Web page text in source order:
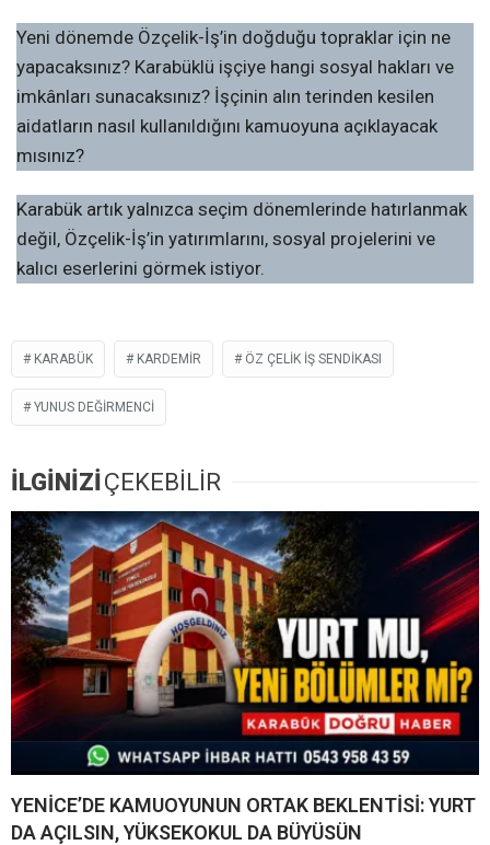
Yeni dönemde Özçelik-İş’in doğduğu topraklar için ne
yapacaksınız? Karabüklü işçiye hangi sosyal hakları ve
imkânları sunacaksınız? İşçinin alın terinden kesilen
aidatların nasıl kullanıldığını kamuoyuna açıklayacak
mısınız?
Karabük artık yalnızca seçim dönemlerinde hatırlanmak
değil, Özçelik-İş’in yatırımlarını, sosyal projelerini ve
kalıcı eserlerini görmek istiyor.
KARABÜK KARDEMİR ÖZ ÇELIK IŞ SENDIKASI
YUNUS DEĞIRMENCI
İLGİNİZİÇEKEBİLİR
YENİCE’DE KAMUOYUNUN ORTAK BEKLENTİSİ: YURT
DA AÇILSIN, YÜKSEKOKUL DA BÜYÜSÜN